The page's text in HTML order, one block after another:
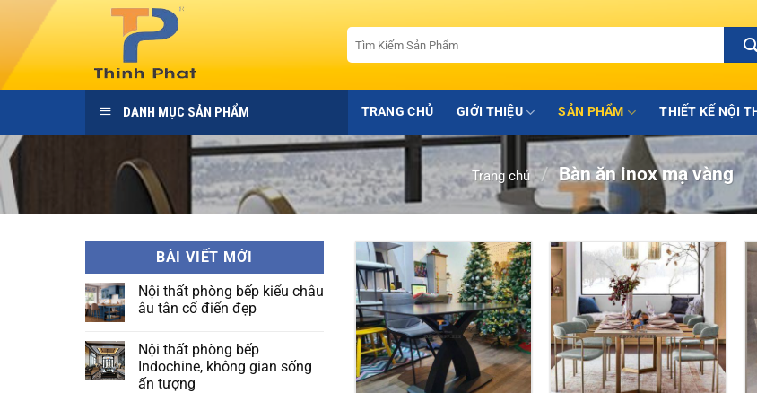
dung
Tìm
kiếm:
DANH MỤC SẢN PHẨM TRANG CHỦ GIỚI THIỆU SẢN PHẨM THIẾT KẾ NỘI
Trang chủ / Bàn ăn inox mạ vàng
BÀI VIẾT MỚI
Nội thất phòng bếp kiểu châu
âu tân cổ điển đẹp
bình
luận
ở
Nội
Nội thất phòng bếp
Indochine, không gian sống
ấn tượng